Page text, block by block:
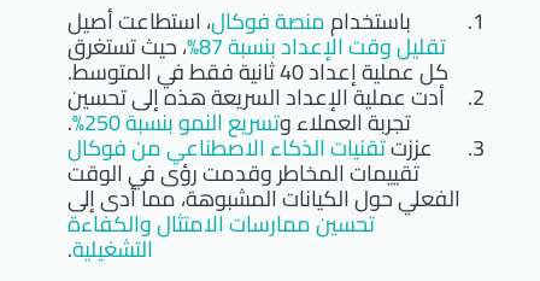
باستخداممنصة فوكال، استطاعت أصيل
تقليل وقت الإعداد بنسبة 87% ، حيث تستغرق
كل عملية إعداد 40 ثانية فقط في المتوسط.
أدت عملية الإعداد السريعة هذه إلى تحسين
تجربة العملاء وتسريع النمو بنسبة 250% .
عززتتقنيات الذكاء الاصطناعي من فوكال
تقييمات المخاطر وقدمت رؤى في الوقت
الفعلي حول الكيانات المشبوهة، مما أدى إلى
تحسين ممارسات الامتثال والكفاءة
التشغيلية.